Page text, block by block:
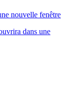
nouvelle fenêtre
dans une